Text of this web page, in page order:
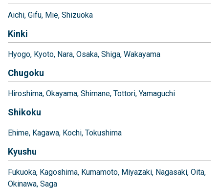
Aichi Gifu Mie Shizuoka
Kinki
Hyogo Kyoto Nara Osaka Shiga Wakayama
Chugoku
Hiroshima Okayama Shimane Tottori Yamaguchi
Shikoku
Ehime Kagawa Kochi Tokushima
Kyushu
Fukuoka Kagoshima Kumamoto Miyazaki Nagasaki Oita
Okinawa Saga